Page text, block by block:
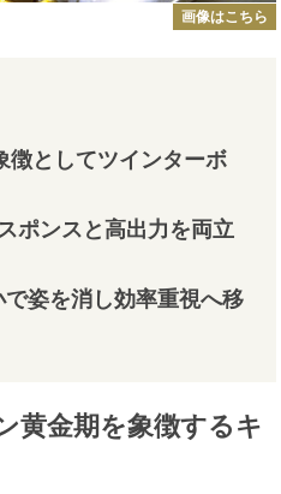
画像はこちら
徴としてツインターボ
ポンスと高出力を両立
姿を消し効率重視へ移
黄金期を象徴するキ